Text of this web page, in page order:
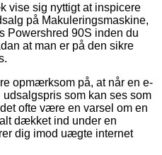
vise sig nyttigt at inspicere
på Makuleringsmaskine,
Powershred 90S inden du
at man er på den sikre
opmærksom på, at når en e-
som kan ses som
ofte være en varsel om en
dækket ind under en
dig imod uægte internet